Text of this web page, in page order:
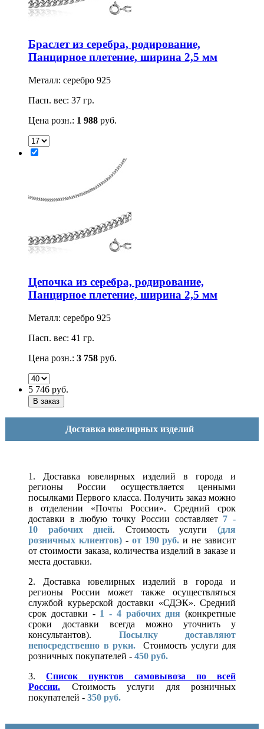
Браслет из серебра, родирование,
Панцирное плетение, ширина 2,5 мм
Металл: серебро 925
Пасп. вес: 37 гр.
Цена розн.: 1 988 руб.
Цепочка из серебра, родирование,
Панцирное плетение, ширина 2,5 мм
Металл: серебро 925
Пасп. вес: 41 гр.
Цена розн.: 3 758 руб.
5 746 руб.
Доставка ювелирных изделий
1. Доставка ювелирных изделий в города и
регионы России осуществляется ценными
посылками Первого класса. Получить заказ можно
в отделении «Почты России». Средний срок
доставки в любую точку России составляет 7 -
10 рабочих дней. Стоимость услуги(для
розничных клиентов)- от 190 руб. и не зависит
от стоимости заказа, количества изделий в заказе и
места доставки.
2. Доставка ювелирных изделий в города и
регионы России может также осуществляться
службой курьерской доставки «СДЭК». Средний
срок доставки - 1 - 4 рабочих дня (конкретные
сроки доставки всегда можно уточнить у
консультантов). Посылку доставляют
непосредственно в руки.
Стоимость услуги для
розничных покупателей - 450 руб.
3. Список пунктов самовывоза по всей
России.
Стоимость услуги для розничных
покупателей - 350 руб.